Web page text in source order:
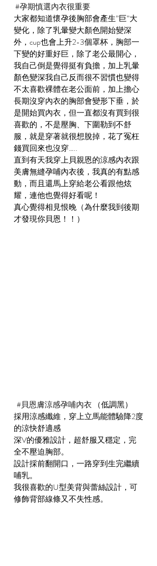
#孕期慎選內衣很重要
大家都知道懷孕後胸部會產生”巨”大
變化，除了乳暈變大顏色開始變深
外，cup也會上升2-3個罩杯，胸部一
下變的好重好巨，除了老公最開心，
我自己倒是覺得挺有負擔，加上乳暈
顏色變深我自己反而很不習慣也變得
不太喜歡裸體在老公面前，加上擔心
長期沒穿內衣的胸部會變形下垂，於
是開始買內衣，但一直都沒有買到很
喜歡的，不是壓胸、下圍勒到不舒
服，就是穿著就很想脫掉，花了冤枉
錢買回來也沒穿…..
直到有天我穿上貝親恩的涼感內衣跟
美膚無縫孕哺內衣後，我真的有點感
動，而且還馬上穿給老公看跟他炫
耀，連他也覺得好看呢！
真心覺得相見恨晚（為什麼我到後期
才發現你貝恩！！）
#貝恩膚涼感孕哺內衣 （低調黑）
採用涼感纖維，穿上立馬能體驗降2度
的涼快舒適感
深V的優雅設計，超舒服又穩定，完
全不壓迫胸部。
設計採前翻開口，一路穿到生完繼續
哺乳。
我很喜歡的U型美背與蕾絲設計，可
修飾背部線條又不失性感。